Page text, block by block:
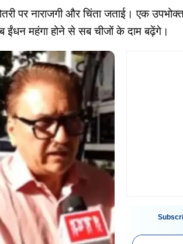
पर नाराजगी और चिंता जताई। एक
ईंधन महंगा होने से सब चीजों के दाम बढ़ेंगे।